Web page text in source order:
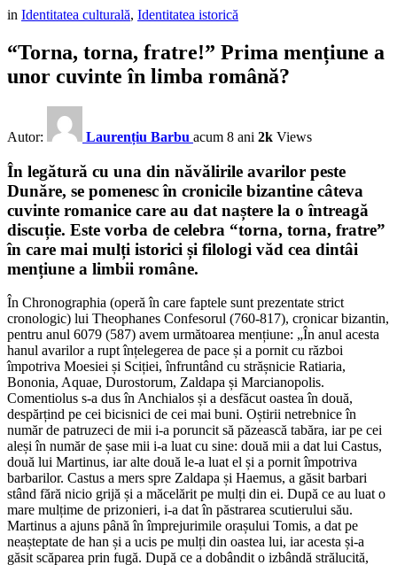
in Identitatea culturală, Identitatea istorică
“Torna, torna, fratre!” Prima mențiune a
unor cuvinte în limba română?
Autor: Laurențiu Barbu acum 8 ani 2k Views
În legătură cu una din năvălirile avarilor peste
Dunăre, se pomenesc în cronicile bizantine câteva
cuvinte romanice care au dat naștere la o întreagă
discuție. Este vorba de celebra “torna, torna, fratre”
în care mai mulți istorici și filologi văd cea dintâi
mențiune a limbii române.
În Chronographia (operă în care faptele sunt prezentate strict
cronologic) lui Theophanes Confesorul (760-817), cronicar bizantin,
pentru anul 6079 (587) avem următoarea mențiune: „În anul acesta
hanul avarilor a rupt înțelegerea de pace și a pornit cu război
împotriva Moesiei și Sciției, înfruntând cu strășnicie Ratiaria,
Bononia, Aquae, Durostorum, Zaldapa și Marcianopolis.
Comentiolus s-a dus în Anchialos și a desfăcut oastea în două,
despărțind pe cei bicisnici de cei mai buni. Oștirii netrebnice în
număr de patruzeci de mii i-a poruncit să păzească tabăra, iar pe cei
aleși în număr de șase mii i-a luat cu sine: două mii a dat lui Castus,
două lui Martinus, iar alte două le-a luat el și a pornit împotriva
barbarilor. Castus a mers spre Zaldapa și Haemus, a găsit barbari
stând fără nicio grijă și a măcelărit pe mulți din ei. După ce au luat o
mare mulțime de prizonieri, i-a dat în păstrarea scutierului său.
Martinus a ajuns până în împrejurimile orașului Tomis, a dat pe
neașteptate de han și a ucis pe mulți din oastea lui, iar acesta și-a
găsit scăparea prin fugă. După ce a dobândit o izbândă strălucită,